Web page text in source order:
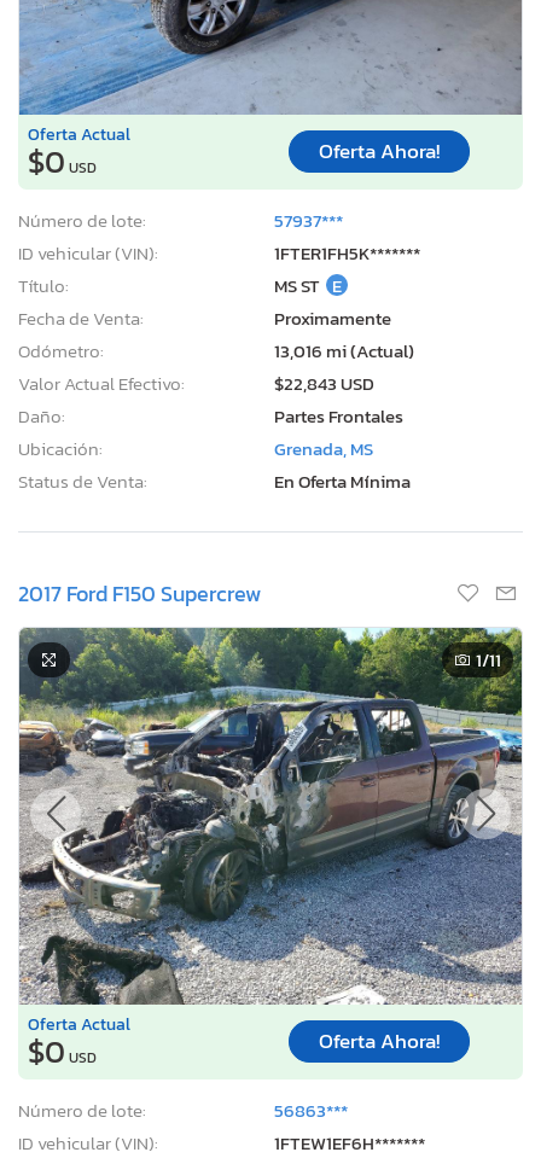
Oferta Actual
$0 USD
Oferta Ahora!
Número de lote:
57937***
ID vehicular (VIN):
1FTER1FH5K*******
Título:
MS ST E
Fecha de Venta:
Proximamente
Odómetro:
13,016 mi (Actual)
Valor Actual Efectivo:
$22,843 USD
Daño:
Partes Frontales
Ubicación:
Grenada, MS
Status de Venta:
En Oferta Mínima
2017 Ford F150 Supercrew
1/11
Oferta Actual
$0 USD
Oferta Ahora!
Número de lote:
56863***
ID vehicular (VIN):
1FTEW1EF6H*******